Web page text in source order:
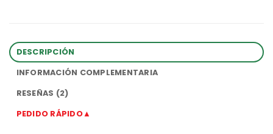
DESCRIPCIÓN
INFORMACIÓN COMPLEMENTARIA
RESEÑAS (2)
PEDIDO RÁPIDO▲